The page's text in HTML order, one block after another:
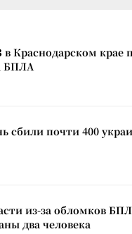
Краснодарском крае
БПЛА
сбили почти 400
из-за обломков
два человека